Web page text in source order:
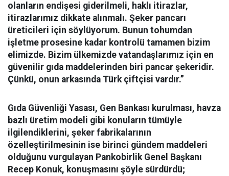
olanların endişesi giderilmeli, haklı itirazlar,
itirazlarımız dikkate alınmalı. Şeker pancarı
üreticileri için söylüyorum. Bunun tohumdan
işletme prosesine kadar kontrolü tamamen bizim
elimizde. Bizim ülkemizde vatandaşlarımız için en
güvenilir gıda maddelerinden biri pancar şekeridir.
Çünkü, onun arkasında Türk çiftçisi vardır.”
Gıda Güvenliği Yasası, Gen Bankası kurulması, havza
bazlı üretim modeli gibi konuların tümüyle
ilgilendiklerini, şeker fabrikalarının
özelleştirilmesinin ise birinci gündem maddeleri
olduğunu vurgulayan Pankobirlik Genel Başkanı
Recep Konuk, konuşmasını şöyle sürdürdü;